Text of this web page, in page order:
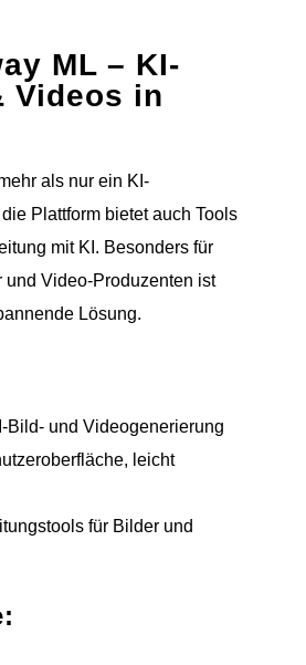
ML – KI-
Videos in
als nur ein KI-
Plattform bietet auch Tools
mit KI. Besonders für
und Video-Produzenten ist
Lösung.
Bild- und Videogenerierung
leicht
für Bilder und